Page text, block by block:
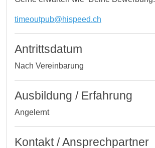
timeoutpub@hispeed.ch
Antrittsdatum
Nach Vereinbarung
Ausbildung / Erfahrung
Angelernt
Kontakt / Ansprechpartner